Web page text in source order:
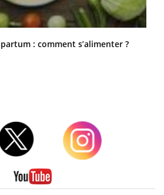
: comment s’alimenter ?